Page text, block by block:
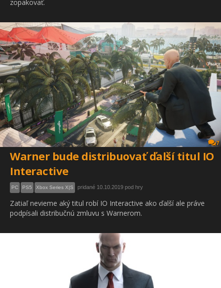
zopakovať.
7
Warner bude distribuovať ďalší titul IO
Interactive
PC PS5 Xbox Series X|S pridané 10.10.2019 pod hry
Zatiaľ nevieme aký titul robí IO Interactive ako ďalší ale práve
podpísali distribučnú zmluvu s Warnerom.